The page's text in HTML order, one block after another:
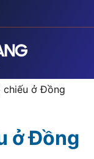
chiếu ở Đồng
ở Đồng